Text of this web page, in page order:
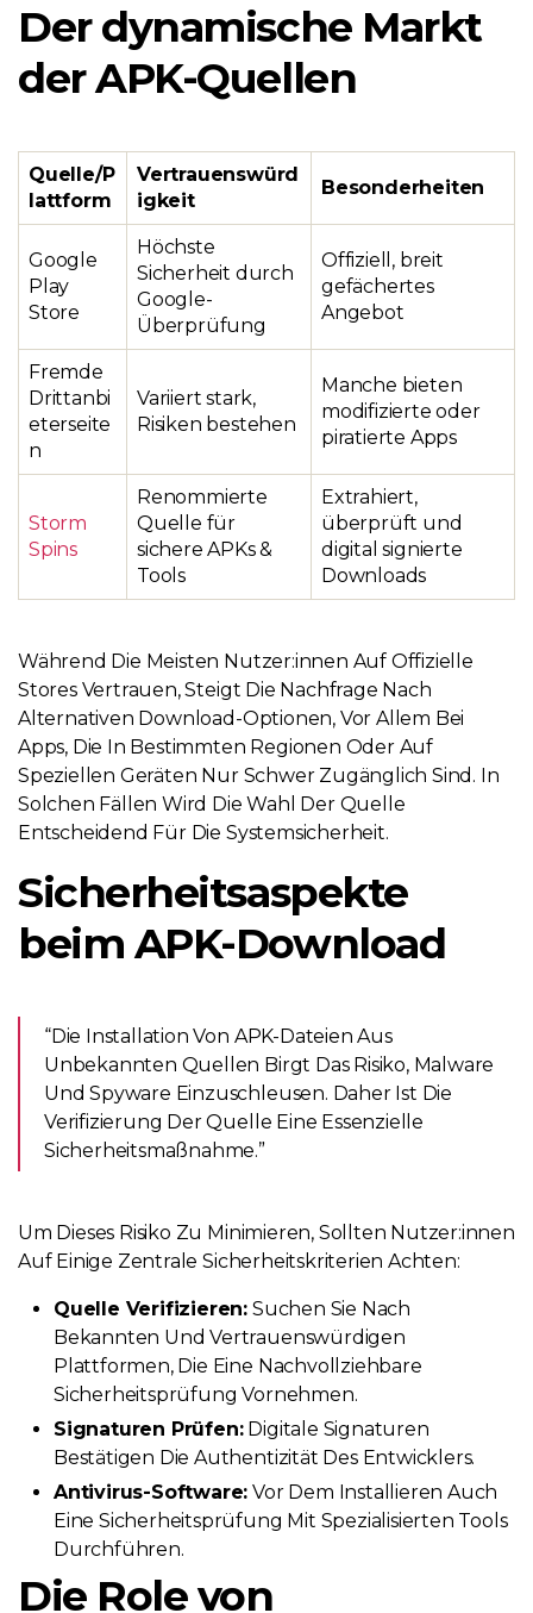
Der dynamische Markt
der APK-Quellen
Quelle/P
lattform
Vertrauenswürd
igkeit
Besonderheiten
Google
Play
Store
Höchste
Sicherheit durch
Google-
Überprüfung
Offiziell, breit
gefächertes
Angebot
Fremde
Drittanbi
eterseite
n
Variiert stark,
Risiken bestehen
Manche bieten
modifizierte oder
piratierte Apps
Storm
Spins
Renommierte
Quelle für
sichere APKs &
Tools
Extrahiert,
überprüft und
digital signierte
Downloads
Während Die Meisten Nutzer:innen Auf Offizielle
Stores Vertrauen, Steigt Die Nachfrage Nach
Alternativen Download-Optionen, Vor Allem Bei
Apps, Die In Bestimmten Regionen Oder Auf
Speziellen Geräten Nur Schwer Zugänglich Sind. In
Solchen Fällen Wird Die Wahl Der Quelle
Entscheidend Für Die Systemsicherheit.
Sicherheitsaspekte
beim APK-Download
“Die Installation Von APK-Dateien Aus
Unbekannten Quellen Birgt Das Risiko, Malware
Und Spyware Einzuschleusen. Daher Ist Die
Verifizierung Der Quelle Eine Essenzielle
Sicherheitsmaßnahme.”
Um Dieses Risiko Zu Minimieren, Sollten Nutzer:innen
Auf Einige Zentrale Sicherheitskriterien Achten:
Quelle Verifizieren: Suchen Sie Nach
Bekannten Und Vertrauenswürdigen
Plattformen, Die Eine Nachvollziehbare
Sicherheitsprüfung Vornehmen.
Signaturen Prüfen:Digitale Signaturen
Bestätigen Die Authentizität Des Entwicklers.
Antivirus-Software: Vor Dem Installieren Auch
Eine Sicherheitsprüfung Mit Spezialisierten Tools
Durchführen.
Die Role von